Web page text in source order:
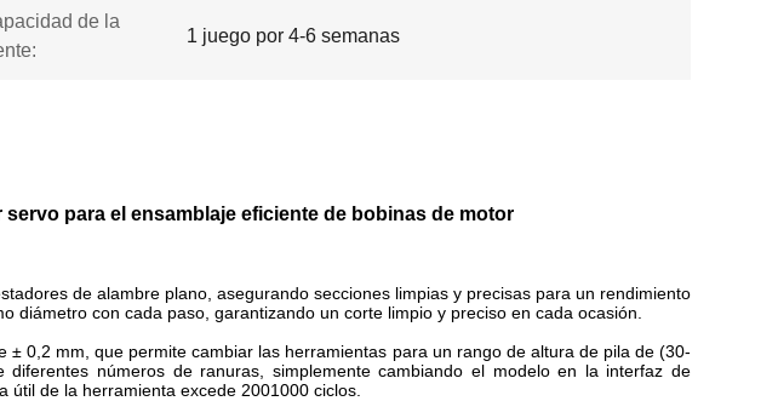
de la
1 juego por 4-6 semanas
para el ensamblaje eficiente de bobinas de motor
de alambre plano, asegurando secciones limpias y precisas para un rendimiento
con cada paso, garantizando un corte limpio y preciso en cada ocasión.
0,2 mm, que permite cambiar las herramientas para un rango de altura de pila de (30-
números de ranuras, simplemente cambiando el modelo en la interfaz de
de la herramienta excede 2001000 ciclos.